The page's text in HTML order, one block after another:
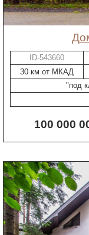
ID-543660
30 км от МКАД
"под
100 000